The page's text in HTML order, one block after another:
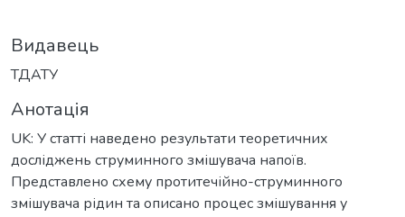
Видавець
ТДАТУ
Анотація
UK: У статті наведено результати теоретичних
досліджень струминного змішувача напоїв.
Представлено схему протитечійно-струминного
змішувача рідин та описано процес змішування у